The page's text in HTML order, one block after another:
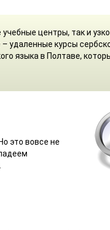
центры, так и
удаленные курсы
языка в Полтаве,
это вовсе не